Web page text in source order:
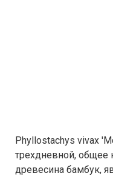
Phyllostachys vivax
трехдневной, общее
древесина бамбук,